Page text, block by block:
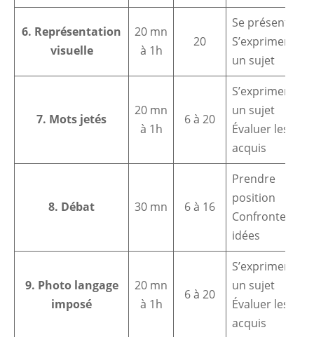
6. Représentation
visuelle
20 mn
à 1h
20
Se présenter
S’exprimer sur
un sujet
7. Mots jetés
20 mn
à 1h
6 à 20
S’exprimer sur
un sujet
Évaluer les
acquis
8. Débat 30 mn 6 à 16
Prendre
position
Confronter des
idées
9. Photo langage
imposé
20 mn
à 1h
6 à 20
S’exprimer sur
un sujet
Évaluer les
acquis